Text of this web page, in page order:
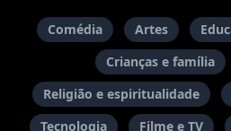
Comédia Artes
Crianças e família
Religião e espiritualidade
Tecnologia
Filme e TV